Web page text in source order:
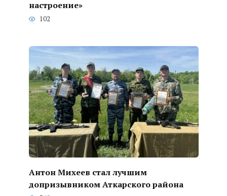
настроение»
102
Антон Михеев стал лучшим
допризывником Аткарского района